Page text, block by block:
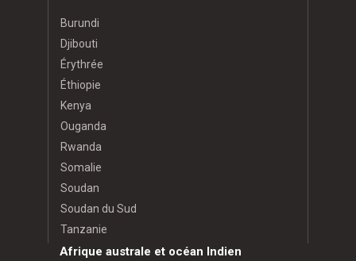
Burundi
Djibouti
Érythrée
Éthiopie
Kenya
Ouganda
Rwanda
Somalie
Soudan
Soudan du Sud
Tanzanie
Afrique australe et océan Indien